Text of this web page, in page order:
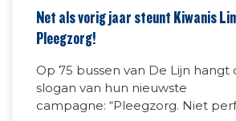
Net als vorig jaar steunt Kiwanis
Pleegzorg!
Op 75 bussen van De Lijn hangt
slogan van hun nieuwste
campagne: “Pleegzorg. Niet